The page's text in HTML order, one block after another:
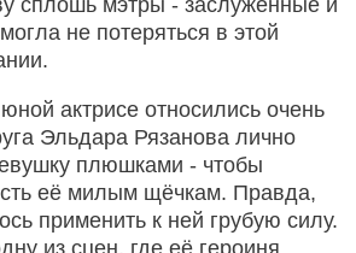
не потеряться в этой
актрисе относились очень
Эльдара Рязанова лично
плюшками - чтобы
её милым щёчкам. Правда,
применить к ней грубую силу.
из сцен, где её героиня